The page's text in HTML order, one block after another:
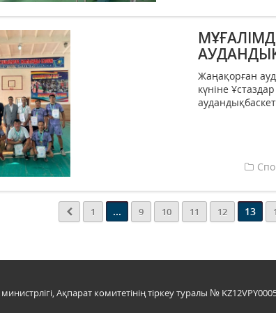
Жаңақорған
күніне
1 ... 9 10 11 12 13
Ақпарат комитетінің тіркеу туралы №